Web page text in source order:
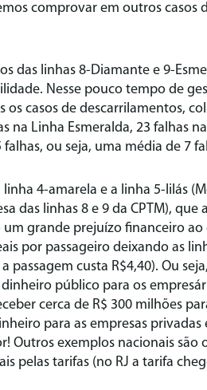
comprovar em outros casos
das linhas 8-Diamante e 9-
Nesse pouco tempo de
casos de descarrilamentos,
na Linha Esmeralda, 23 falhas
ou seja, uma média de 7
4-amarela e a linha 5-lilás
das linhas 8 e 9 da CPTM), que
grande prejuízo financeiro
por passageiro deixando as
custa R$4,40). Ou
público para os
cerca de R$ 300 milhões
para as empresas privadas
Outros exemplos nacionais são
pelas tarifas (no RJ a tarifa